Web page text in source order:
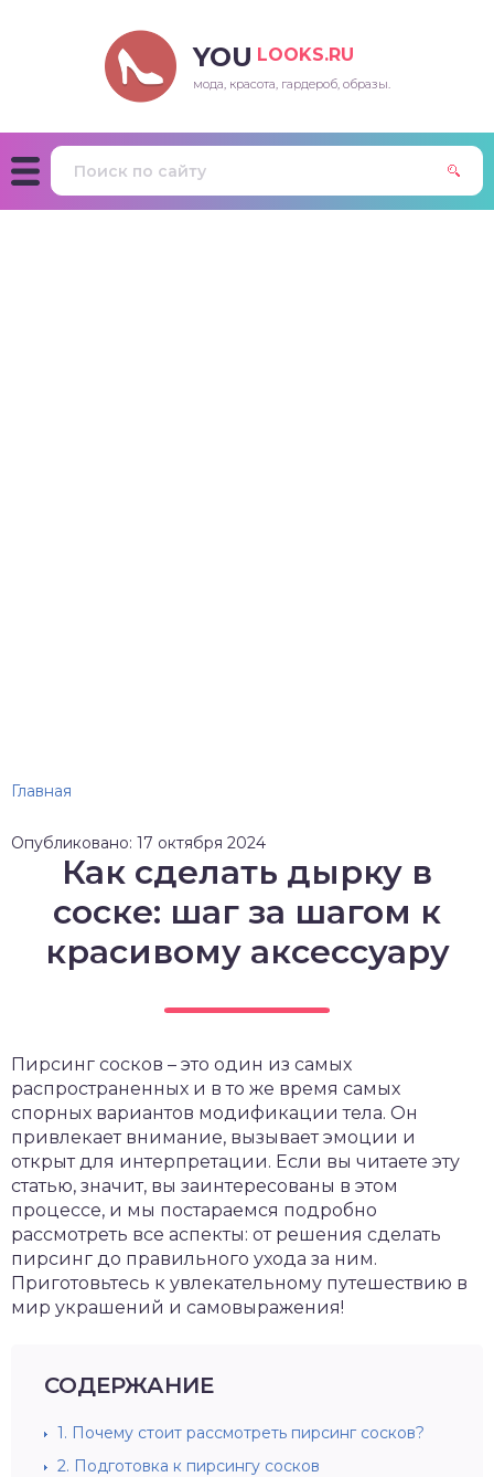
YOU LOOKS.RU
мода, красота, гардероб, образы.
Главная
Опубликовано: 17 октября 2024
Как сделать дырку в
соске: шаг за шагом к
красивому аксессуару
Пирсинг сосков – это один из самых
распространенных и в то же время самых
спорных вариантов модификации тела. Он
привлекает внимание, вызывает эмоции и
открыт для интерпретации. Если вы читаете эту
статью, значит, вы заинтересованы в этом
процессе, и мы постараемся подробно
рассмотреть все аспекты: от решения сделать
пирсинг до правильного ухода за ним.
Приготовьтесь к увлекательному путешествию в
мир украшений и самовыражения!
СОДЕРЖАНИЕ
1. Почему стоит рассмотреть пирсинг сосков?
2. Подготовка к пирсингу сосков